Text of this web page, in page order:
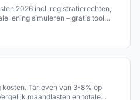
2026 incl. registratierechten,
lening simuleren – gratis tool
Tarieven van 3-8% op
maandlasten en totale